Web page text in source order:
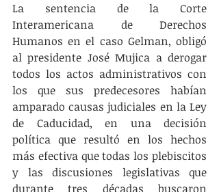
La sentencia de la Corte
Interamericana de Derechos
Humanos en el caso Gelman, obligó
al presidente José Mujica a derogar
todos los actos administrativos con
los que sus predecesores habían
amparado causas judiciales en la Ley
de Caducidad, en una decisión
política que resultó en los hechos
más efectiva que todas los plebiscitos
y las discusiones legislativas que
durante tres décadas buscaron